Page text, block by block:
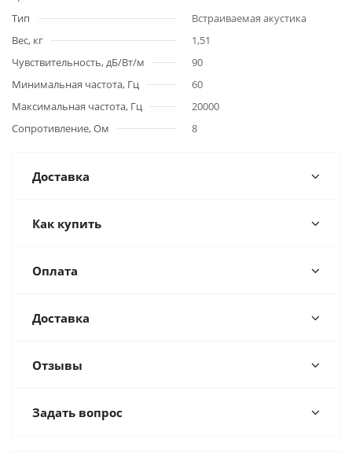
Тип
Встраиваемая акустика
Вес, кг
1,51
Чувствительность, дБ/Вт/м
90
Минимальная частота, Гц
60
Максимальная частота, Гц
20000
Сопротивление, Ом
8
Доставка
Как купить
Оплата
Доставка
Отзывы
Задать вопрос